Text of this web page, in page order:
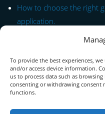
To provide the best experiences,
and/or access device information.
us to process data such as
consenting or withdrawing consent
functions.
How to choose the right
application.